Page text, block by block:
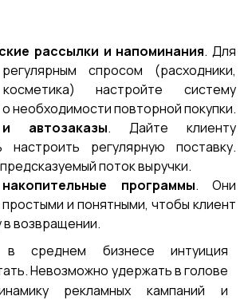
рассылки и напоминания. Для
спросом (расходники,
настройте систему
необходимости повторной покупки.
автозаказы. Дайте клиенту
настроить регулярную поставку.
поток выручки.
программы. Они
и понятными, чтобы клиент
в возвращении.
среднем бизнесе интуиция
Невозможно удержать в голове
рекламных кампаний и